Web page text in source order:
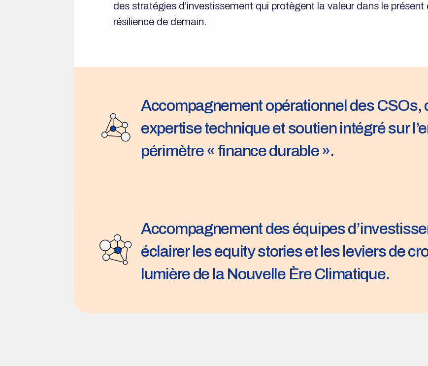
des stratégies d’investissement qui protègent la valeur dans le
résilience de demain.
Accompagnement opérationnel des CSOs,
expertise technique et soutien intégré sur
périmètre « finance durable ».
Accompagnement des équipes
éclairer les equity stories et les leviers de
lumière de la Nouvelle Ère Climatique.